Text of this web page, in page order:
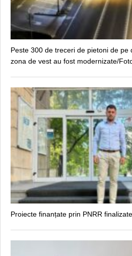
Peste 300 de treceri de pietoni de pe
zona de vest au fost modernizate/
Proiecte finanțate prin PNRR